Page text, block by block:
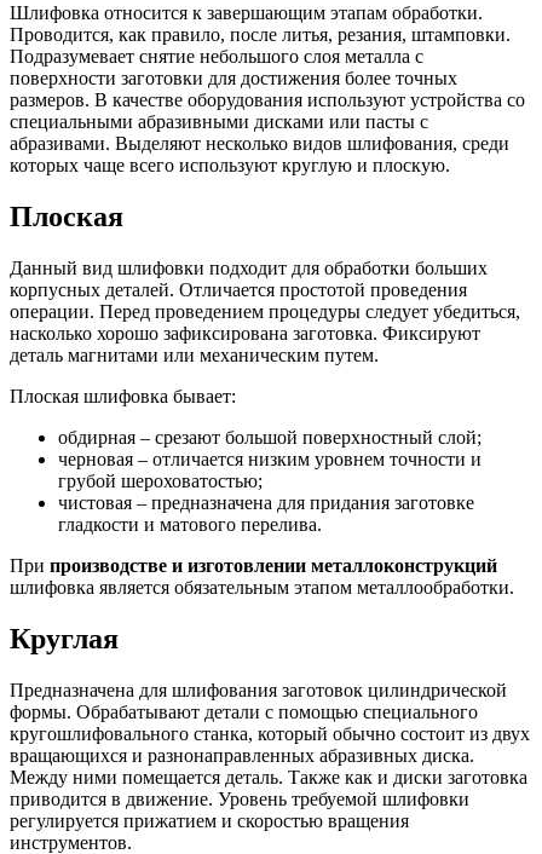
Шлифовка относится к завершающим этапам обработки.
Проводится, как правило, после литья, резания, штамповки.
Подразумевает снятие небольшого слоя металла с
поверхности заготовки для достижения более точных
размеров. В качестве оборудования используют устройства со
специальными абразивными дисками или пасты с
абразивами. Выделяют несколько видов шлифования, среди
которых чаще всего используют круглую и плоскую.
Плоская
Данный вид шлифовки подходит для обработки больших
корпусных деталей. Отличается простотой проведения
операции. Перед проведением процедуры следует убедиться,
насколько хорошо зафиксирована заготовка. Фиксируют
деталь магнитами или механическим путем.
Плоская шлифовка бывает:
обдирная – срезают большой поверхностный слой;
черновая – отличается низким уровнем точности и
грубой шероховатостью;
чистовая – предназначена для придания заготовке
гладкости и матового перелива.
При производстве и изготовлении металлоконструкций
шлифовка является обязательным этапом металлообработки.
Круглая
Предназначена для шлифования заготовок цилиндрической
формы. Обрабатывают детали с помощью специального
кругошлифовального станка, который обычно состоит из двух
вращающихся и разнонаправленных абразивных диска.
Между ними помещается деталь. Также как и диски заготовка
приводится в движение. Уровень требуемой шлифовки
регулируется прижатием и скоростью вращения
инструментов.